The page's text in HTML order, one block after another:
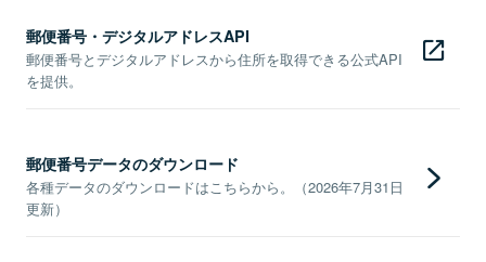
郵便番号・デジタルアドレスAPI
郵便番号とデジタルアドレスから住所を取得できる公式API
を提供。
郵便番号データのダウンロード
各種データのダウンロードはこちらから。（2026年7月31日
更新）